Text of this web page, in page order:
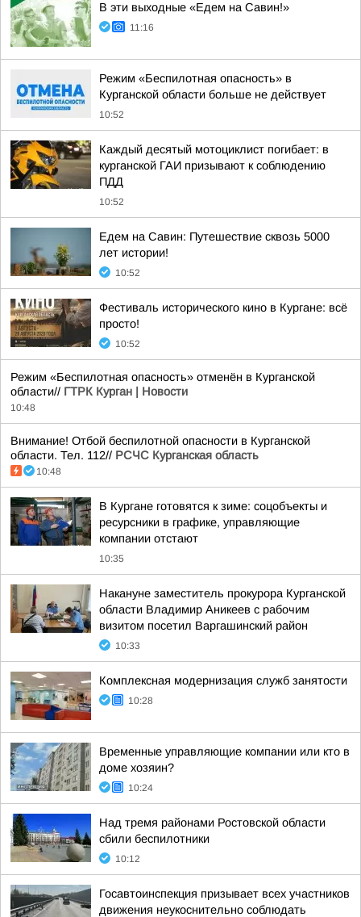
В эти выходные «Едем на Савин!»
11:16
Режим «Беспилотная опасность» в
Курганской области больше не действует
10:52
Каждый десятый мотоциклист погибает: в
курганской ГАИ призывают к соблюдению
ПДД
10:52
Едем на Савин: Путешествие сквозь 5000
лет истории!
10:52
Фестиваль исторического кино в Кургане: всё
просто!
10:52
Режим «Беспилотная опасность» отменён в Курганской
области// ГТРК Курган | Новости
10:48
Внимание! Отбой беспилотной опасности в Курганской
области. Тел. 112// РСЧС Курганская область
10:48
В Кургане готовятся к зиме: соцобъекты и
ресурсники в графике, управляющие
компании отстают
10:35
Накануне заместитель прокурора Курганской
области Владимир Аникеев с рабочим
визитом посетил Варгашинский район
10:33
Комплексная модернизация служб занятости
10:28
Временные управляющие компании или кто в
доме хозяин?
10:24
Над тремя районами Ростовской области
сбили беспилотники
10:12
Госавтоинспекция призывает всех участников
движения неукоснительно соблюдать